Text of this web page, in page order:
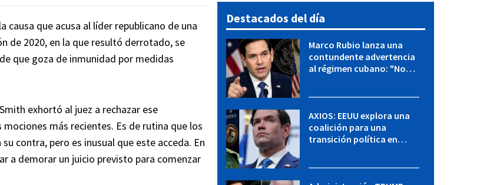
causa que acusa al líder republicano de una
de 2020, en la que resultó derrotado, se
que goza de inmunidad por medidas
exhortó al juez a rechazar ese
más recientes. Es de rutina que los
contra, pero es inusual que este acceda. En
a demorar un juicio previsto para comenzar
Destacados del día
Marco Rubio lanza una
contundente advertencia
al régimen cubano: "No
AXIOS: EEUU explora una
coalición para una
transición política en